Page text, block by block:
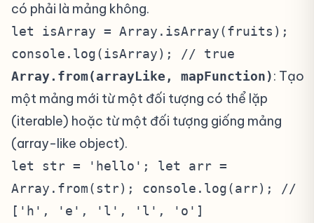
có phải là mảng không.
let isArray = Array.isArray(fruits);
console.log(isArray); // true
Array.from(arrayLike, mapFunction): Tạo
một mảng mới từ một đối tượng có thể lặp
(iterable) hoặc từ một đối tượng giống mảng
(array-like object).
let str = 'hello'; let arr =
Array.from(str); console.log(arr); //
['h', 'e', 'l', 'l', 'o']